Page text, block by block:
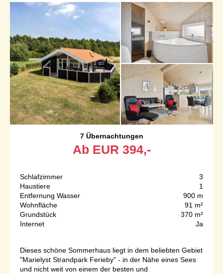
7 Übernachtungen
Ab EUR 394,-
Schlafzimmer
3
Haustiere
1
Entfernung Wasser
900 m
Wohnfläche
91 m²
Grundstück
370 m²
Internet
Ja
Dieses schöne Sommerhaus liegt in dem beliebten Gebiet
"Marielyst Strandpark Ferieby" - in der Nähe eines Sees
und nicht weit von einem der besten und